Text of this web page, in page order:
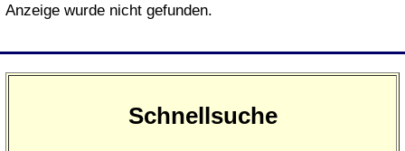
Schnellsuche
Anzeige wurde nicht gefunden.